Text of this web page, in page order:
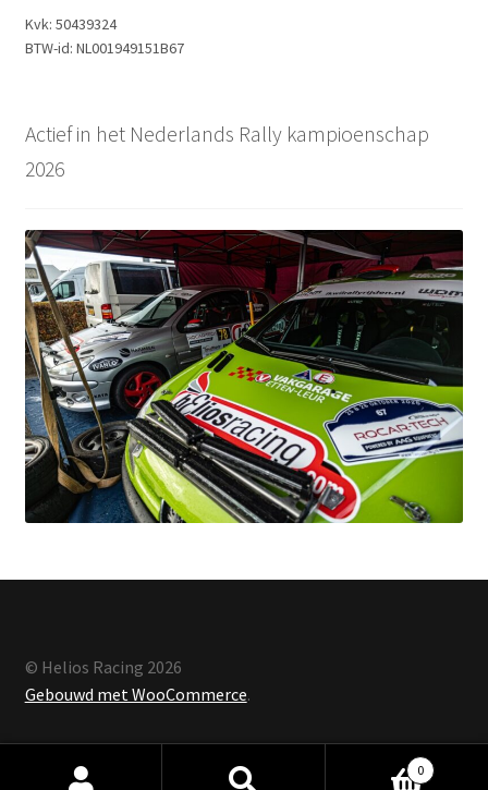
Kvk: 50439324
BTW-id: NL001949151B67
Actief in het Nederlands Rally kampioenschap
2026
© Helios Racing 2026
Gebouwd met WooCommerce.
0